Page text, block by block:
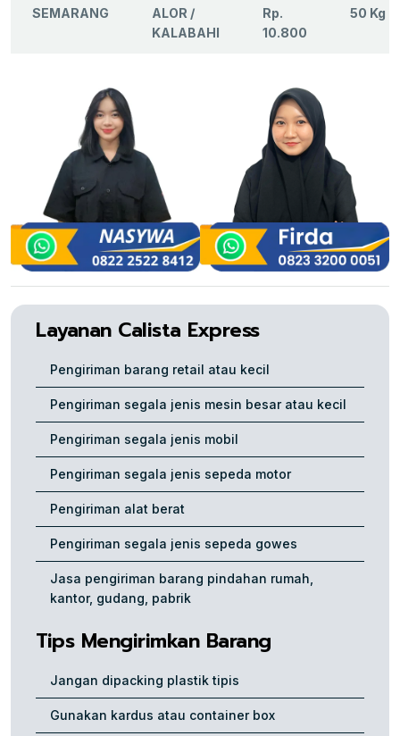
SEMARANG
ALOR /
KALABAHI
Rp.
10.800
50 Kg
Layanan Calista Express
Pengiriman barang retail atau kecil
Pengiriman segala jenis mesin besar atau kecil
Pengiriman segala jenis mobil
Pengiriman segala jenis sepeda motor
Pengiriman alat berat
Pengiriman segala jenis sepeda gowes
Jasa pengiriman barang pindahan rumah,
kantor, gudang, pabrik
Tips Mengirimkan Barang
Jangan dipacking plastik tipis
Gunakan kardus atau container box